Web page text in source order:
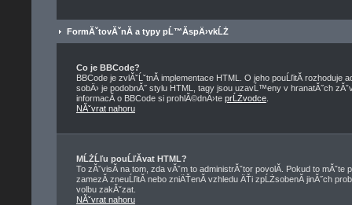
FormĂˇtovĂˇnĂ­ a typy pĹ™Ă­spÄ›vkĹŻ
Co je BBCode?
BBCode je zvlĂˇĹˇtnĂ­ implementace HTML. O jeho pouĹľitĂ­
sobÄ› je podobnĂ˝ stylu HTML, tagy jsou uzavĹ™eny v hranatĂ˝ch
informacĂ­ o BBCode si prohlĂ©dnÄ›te prĹŻvodce
NĂˇvrat nahoru
MĹŻĹľu pouĹľĂ­vat HTML?
To zĂˇvisĂ­ na tom, zda vĂˇm to administrĂˇtor povolĂ­. Pokud to
zamezĂ­ zneuĹľitĂ­ nebo zniÄŤenĂ­ vzhledu ÄŤi zpĹŻsobenĂ­ jinĂ˝ch
volbu zakĂˇzat.
NĂˇvrat nahoru